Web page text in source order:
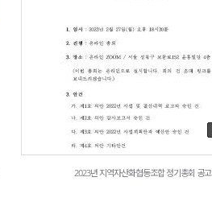
1796
2023년 지역자산화협동조합 정기총회 공고